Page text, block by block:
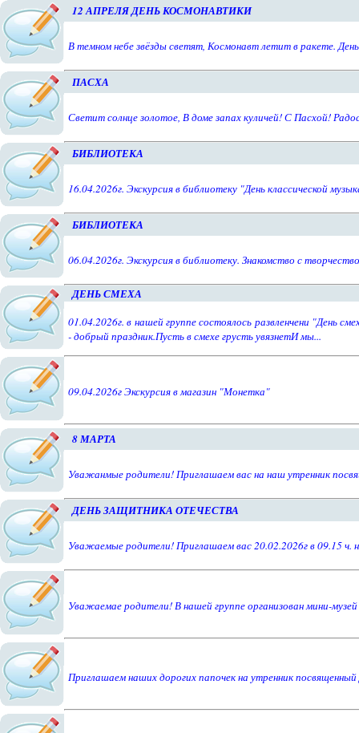
12 АПРЕЛЯ ДЕНЬ КОСМОНАВТИКИ
В темном небе звёзды светят, Космонавт летит в ракете.
ПАСХА
Светит солнце золотое, В доме запах куличей! С Пасхой!
БИБЛИОТЕКА
16.04.2026г. Экскурсия в библиотеку "День классической
БИБЛИОТЕКА
06.04.2026г. Экскурсия в библиотеку. Знакомство с
ДЕНЬ СМЕХА
01.04.2026г. в нашей группе состоялось развленчени "День
- добрый праздник.Пусть в смехе грусть увязнетИ мы...
09.04.2026г Экскурсия в магазин "Монетка"
8 МАРТА
Уважанмые родители! Приглашаем вас на наш утренник
ДЕНЬ ЗАЩИТНИКА ОТЕЧЕСТВА
Уважаемые родители! Приглашаем вас 20.02.2026г в 09.15
Уважаемае родители! В нашей группе организован мини-
Приглашаем наших дорогих папочек на утренник